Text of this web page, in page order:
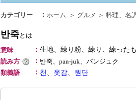
カテゴリー ： ホーム ＞ グルメ ＞ 料理、 名
반죽とは
意味
： 生地、練り粉、練り、練った
読み方
： 반죽、pan-juk、パンジュク
類義語
： 천 、 옷감、 원단